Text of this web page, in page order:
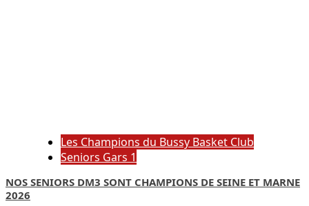
Les Champions du Bussy Basket Club
Seniors Gars 1
NOS SENIORS DM3 SONT CHAMPIONS DE SEINE ET MARNE
2026